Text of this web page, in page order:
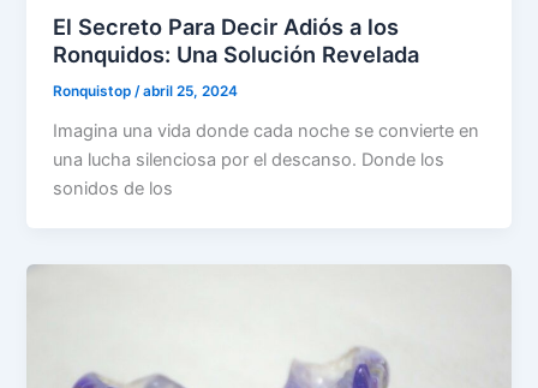
El Secreto Para Decir Adiós a los
Ronquidos: Una Solución Revelada
Ronquistop /abril 25, 2024
Imagina una vida donde cada noche se convierte en
una lucha silenciosa por el descanso. Donde los
sonidos de los